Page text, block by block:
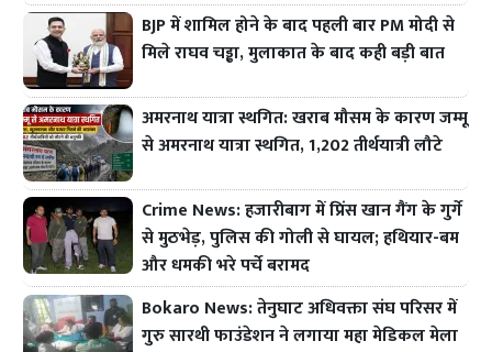
BJP में शामिल होने के बाद पहली बार PM मोदी से
मिले राघव चड्ढा, मुलाकात के बाद कही बड़ी बात
अमरनाथ यात्रा स्थगित: खराब मौसम के कारण जम्मू
से अमरनाथ यात्रा स्थगित, 1,202 तीर्थयात्री लौटे
Crime News: हजारीबाग में प्रिंस खान गैंग के गुर्गे
से मुठभेड़, पुलिस की गोली से घायल; हथियार-बम
और धमकी भरे पर्चे बरामद
Bokaro News: तेनुघाट अधिवक्ता संघ परिसर में
गुरु सारथी फाउंडेशन ने लगाया महा मेडिकल मेला